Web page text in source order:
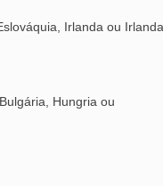
Irlanda ou Irlanda
Hungria ou